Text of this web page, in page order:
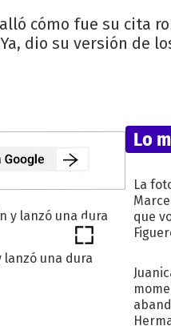
cómo fue su cita
dio su versión de
una dura
Lo
La
que